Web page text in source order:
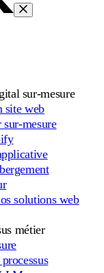
sur-mesure
site web
mesure
solutions web
métier